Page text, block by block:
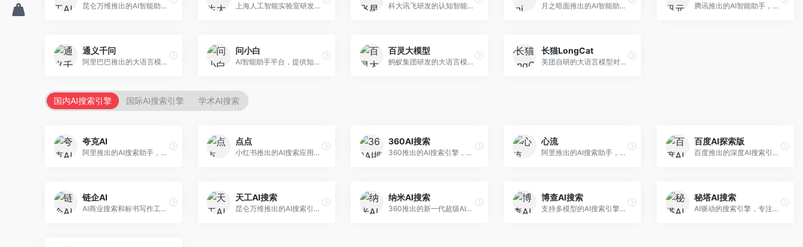
昆仑万维推出的AI智能助手，集成搜索、对话、创作等多种能力。面向普通用户和内容创作者，支持联网搜索、文本生成、图像理解等功能，响应速度快，免费使用。 上海人工智能实验室研发的开源大模型系列，支持多尺度和多模态。面向研究机构和开发者，开源生态完善，学术研究背景深厚，适合科研和定制开发。 科大讯飞研发的认知智能大模型，深度融合语音识别和自然语言处理技术。面向企业用户和教育领域，提供语音交互、文档处理、代码生成等服务，中文语音识别准确率高。 月之暗面推出的AI智能助手，核心优势在于超长文本处理能力，支持20万字以上文档分析。面向学术研究者、职场人士和内容创作者，提供文档解读、PPT生成、联网搜索等综合服务。 腾讯推出的AI智能助手，整合微信生态和腾讯云服务。面向普通用户和企业客户，支持文档解析、图像理解、联网搜索等功能，与腾讯产品无缝衔接，办公协作便捷。
通义千问
阿里巴巴推出的大语言模型平台，提供对话问答、文档处理、图像理解、代码编写等全方位AI服务。面向企业用户和个人开发者，集成阿里云生态，支持多模态交互，企业级安全保障。
问小白
AI智能助手平台，提供知识问答、文本创作、文档处理等服务。面向普通用户和职场人士，操作简便，响应速度快，支持多场景应用。
百灵大模型
蚂蚁集团研发的大语言模型平台，专注于金融科技和企业服务。面向金融机构和企业客户，提供智能客服、风险分析、文档处理等服务，金融场景理解深入。
长猫LongCat
美团自研的大语言模型对话平台，专注于本地生活服务场景。面向美团生态用户，提供智能推荐、服务问答等功能，本地生活知识覆盖全面。
国内AI搜索引擎 国际AI搜索引擎 学术AI搜索
夸克AI
阿里推出的AI搜索助手，整合搜索与AI功能。面向年轻用户，提供智能搜索、文档处理、学习辅助等服务，与夸克生态深度整合。
点点
小红书推出的AI搜索应用，专注于生活方式内容搜索。面向小红书用户，提供生活攻略、消费决策、内容推荐等服务，生活方式内容丰富。
360AI搜索
360推出的AI搜索引擎，专注于安全智能搜索。面向普通用户，提供智能问答、网页搜索、内容整理等服务，安全防护能力强。
心流
阿里推出的AI搜索助手，专注于智能信息获取。面向普通用户，提供智能搜索、内容整理、知识问答等服务，与阿里生态深度整合。
百度AI探索版
百度推出的深度AI搜索引擎，整合百度知识图谱。面向中文用户，提供智能问答、知识探索、内容生成等服务，知识覆盖面广。
链企AI
AI商业搜索和标书写作工具，专注于企业服务场景。面向企业用户，提供商业信息搜索、标书生成、企业分析等服务，商业信息专业。
天工AI搜索
昆仑万维推出的AI搜索引擎，整合大模型与搜索能力。面向普通用户，提供智能问答、深度搜索、内容整理等服务，中文搜索体验好。
纳米AI搜索
360推出的新一代超级AI搜索，深度整合360搜索资源。面向普通用户，提供智能问答、多模态搜索、内容生成等服务，安全可靠。
博查AI搜索
支持多模型的AI搜索引擎，整合多种大模型能力。面向AI爱好者，提供多模型搜索、答案对比、深度分析等服务，模型选择灵活。
秘塔AI搜索
AI驱动的搜索引擎，专注于无广告直达结果。面向研究者和信息获取需求者，提供深度搜索、来源标注、答案整理等服务，搜索结果干净准确，信息可信度高。